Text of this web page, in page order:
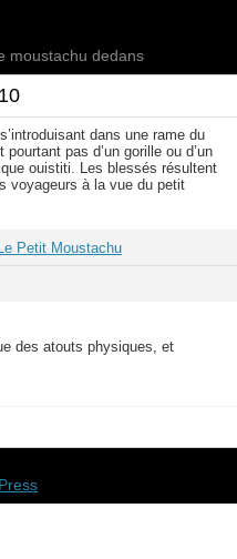
moustachu dedans
dans une rame du
pas d’un gorille ou d’un
ouistiti. Les blessés résultent
voyageurs à la vue du petit
Le Petit Moustachu
des atouts physiques, et